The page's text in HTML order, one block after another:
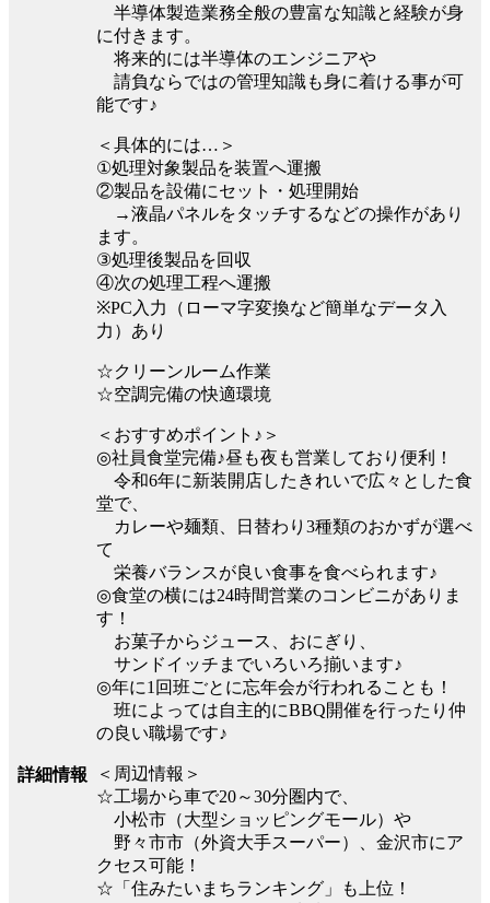
詳細情報
半導体製造業務全般の豊富な知識と経験が身
に付きます。
将来的には半導体のエンジニアや
請負ならではの管理知識も身に着ける事が可
能です♪
＜具体的には…＞
①処理対象製品を装置へ運搬
②製品を設備にセット・処理開始
→液晶パネルをタッチするなどの操作があり
ます。
③処理後製品を回収
④次の処理工程へ運搬
※PC入力（ローマ字変換など簡単なデータ入
力）あり
☆クリーンルーム作業
☆空調完備の快適環境
＜おすすめポイント♪＞
◎社員食堂完備♪昼も夜も営業しており便利！
令和6年に新装開店したきれいで広々とした食
堂で、
カレーや麺類、日替わり3種類のおかずが選べ
て
栄養バランスが良い食事を食べられます♪
◎食堂の横には24時間営業のコンビニがありま
す！
お菓子からジュース、おにぎり、
サンドイッチまでいろいろ揃います♪
◎年に1回班ごとに忘年会が行われることも！
班によっては自主的にBBQ開催を行ったり仲
の良い職場です♪
＜周辺情報＞
☆工場から車で20～30分圏内で、
小松市（大型ショッピングモール）や
野々市市（外資大手スーパー）、金沢市にア
クセス可能！
☆「住みたいまちランキング」も上位！